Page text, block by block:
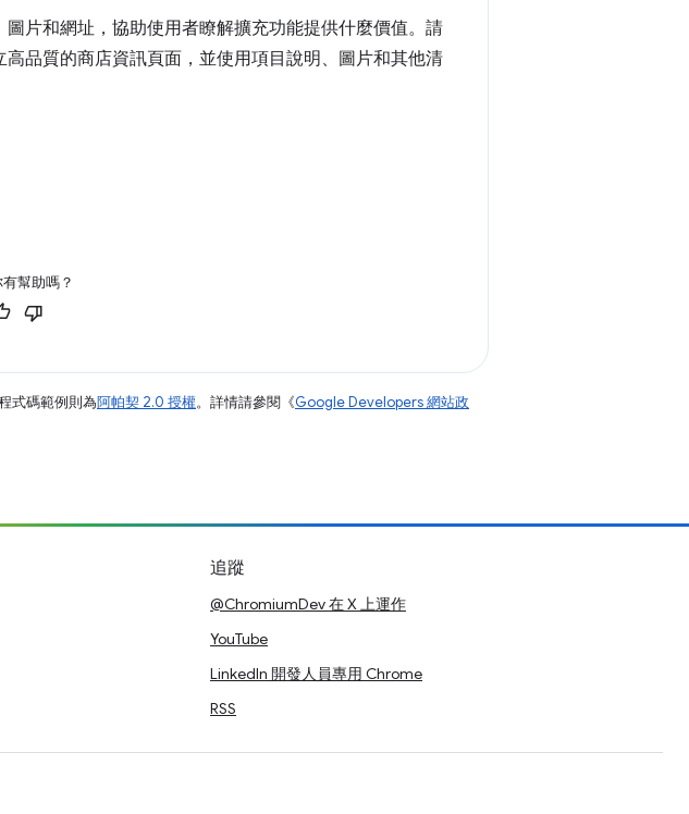
片和網址，協助使用者瞭解擴充功能提供什麼價值。請
高品質的商店資訊頁面，並使用項目說明、圖片和其他清
幫助嗎？
式碼範例則為阿帕契 2.0 授權。詳情請參閱《Google Developers 網站政
追蹤
@ChromiumDev 在 X 上運作
YouTube
LinkedIn 開發人員專用 Chrome
RSS